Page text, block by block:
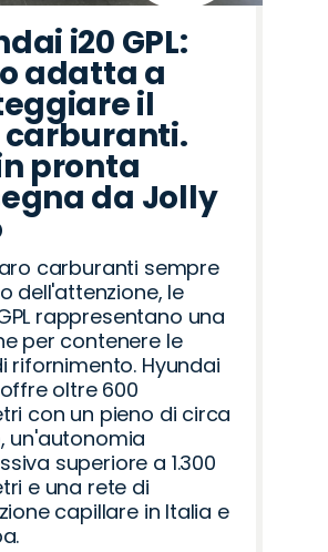
i20 GPL:
adatta a
il
carburanti.
pronta
da Jolly
carburanti sempre
dell'attenzione, le
rappresentano una
per contenere le
rifornimento. Hyundai
offre oltre 600
con un pieno di circa
un'autonomia
superiore a 1.300
e una rete di
capillare in Italia e